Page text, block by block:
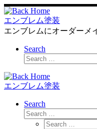
Skip
to
content
エンブレム塗装
エンブレムにオーダーメ
Search
Search
エンブレム塗装
Search
Search
Search